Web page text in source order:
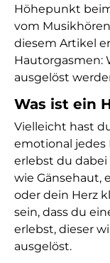
Höhepunkt
vom
diesem Artikel
Hautorgasmen:
ausgelöst
Was ist ein
Vielleicht hast
emotional jedes
erlebst du
wie Gänsehaut,
oder dein Herz
sein, dass du
erlebst, dieser
ausgelöst.